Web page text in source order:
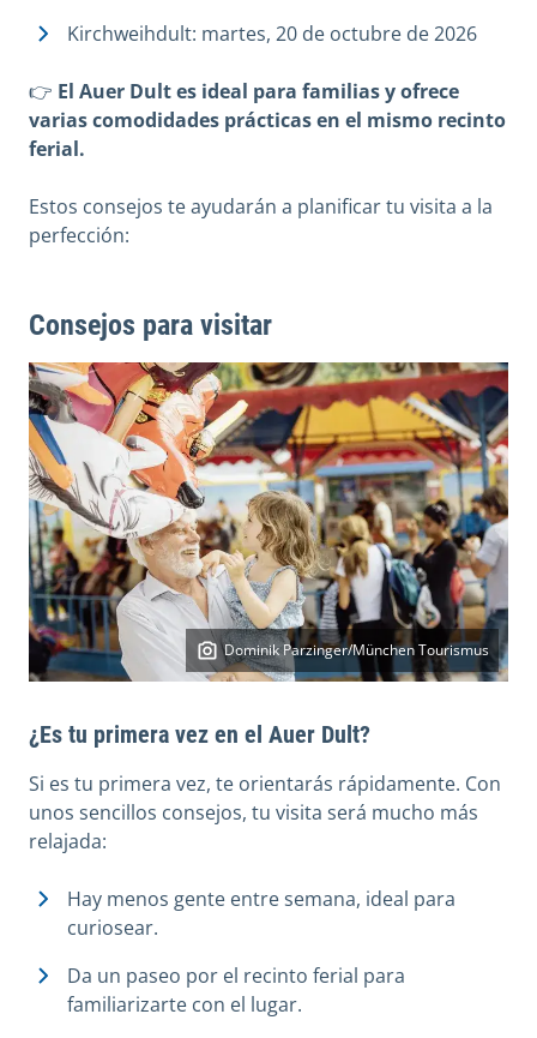
Kirchweihdult: martes, 20 de octubre de 2026
👉 El Auer Dult es ideal para familias y ofrece
varias comodidades prácticas en el mismo recinto
ferial.
Estos consejos te ayudarán a planificar tu visita a la
perfección:
Consejos para visitar
Dominik Parzinger/München Tourismus
¿Es tu primera vez en el Auer Dult?
Si es tu primera vez, te orientarás rápidamente. Con
unos sencillos consejos, tu visita será mucho más
relajada:
Hay menos gente entre semana, ideal para
curiosear.
Da un paseo por el recinto ferial para
familiarizarte con el lugar.